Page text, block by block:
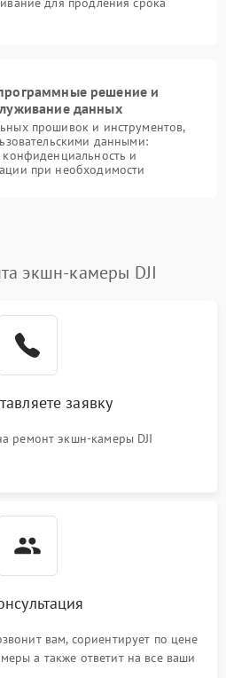
решение и
данных
прошивок и инструментов,
данными:
и
при необходимости
экшн-камеры DJI
заявку
ремонт экшн-камеры DJI
вам, сориентирует по цене
а также ответит на все ваши